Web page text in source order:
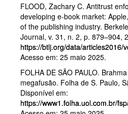
FLOOD, Zachary C. Antitrust
developing e-book market:
of the publishing industry.
Journal, v. 31, n. 2, p. 879–904,
https://btlj.org/data/articles2016/
Acesso em: 25 maio 2025.
FOLHA DE SÃO PAULO.
megafusão. Folha de S. Paulo,
Disponível em:
https://www1.folha.uol.com.br/